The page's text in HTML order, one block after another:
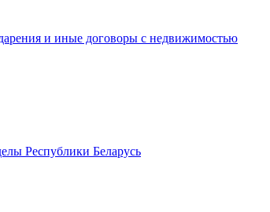
и иные договоры с недвижимостью
Республики Беларусь